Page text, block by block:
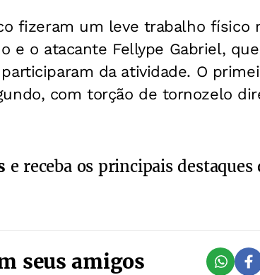
fizeram um leve trabalho físico
e o atacante Fellype Gabriel, que
da atividade. O
com torção de tornozelo
e receba os principais destaques
seus amigos